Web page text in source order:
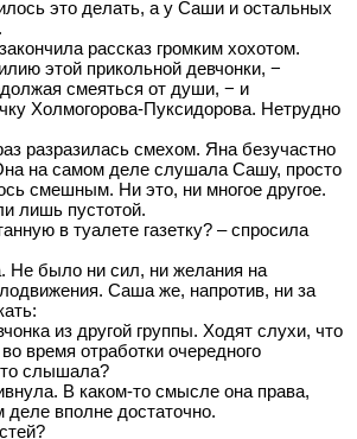
это делать, а у Саши и остальных
рассказ громким хохотом.
этой прикольной девчонки, −
смеяться от души, − и
Холмогорова-Пуксидорова. Нетрудно
разразилась смехом. Яна безучастно
на самом деле слушала Сашу, просто
смешным. Ни это, ни многое другое.
лишь пустотой.
в туалете газетку? – спросила
Не было ни сил, ни желания на
Саша же, напротив, ни за
из другой группы. Ходят слухи, что
время отработки очередного
слышала?
В каком-то смысле она права,
деле вполне достаточно.